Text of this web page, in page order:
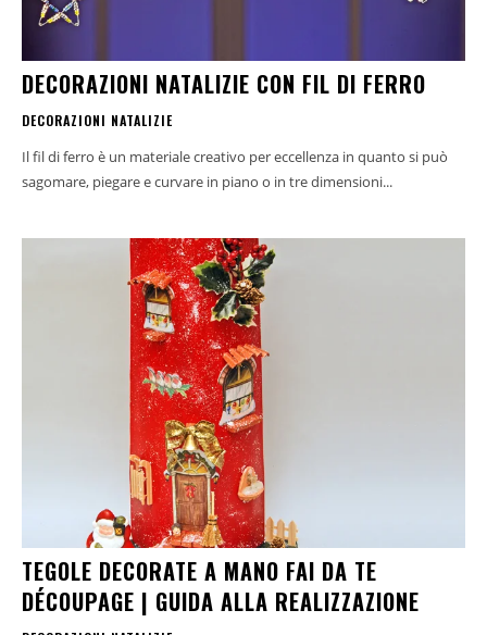
DECORAZIONI NATALIZIE CON FIL DI FERRO
DECORAZIONI NATALIZIE
Il fil di ferro è un materiale creativo per eccellenza in quanto si può
sagomare, piegare e curvare in piano o in tre dimensioni...
TEGOLE DECORATE A MANO FAI DA TE
DÉCOUPAGE | GUIDA ALLA REALIZZAZIONE